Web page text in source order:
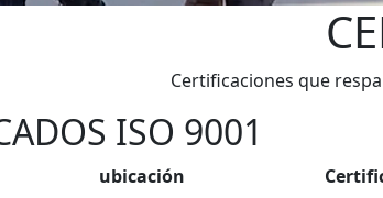
Certificaciones que
ISO 9001
ubicación